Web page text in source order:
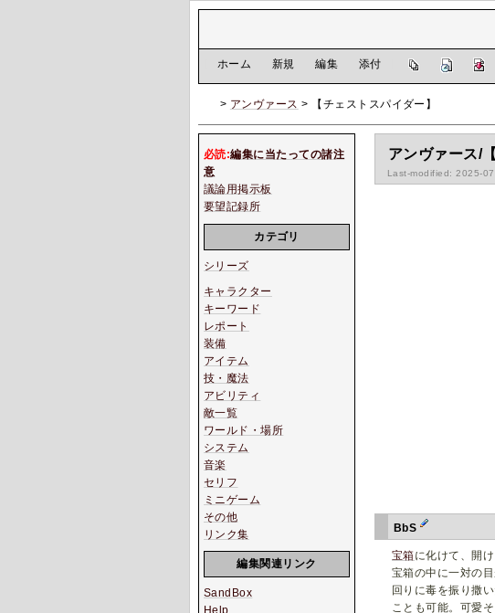
ホーム 新規 編集 添付
> アンヴァース > 【チェストスパイダー】
アンヴァース/
Last-modified: 2025-
BbS
宝箱に化けて、開
宝箱の中に一対の
回りに毒を振り撒
ことも可能。可愛
必読:編集に当たっての諸注
意
議論用掲示板
要望記録所
カテゴリ
シリーズ
キャラクター
キーワード
レポート
装備
アイテム
技・魔法
アビリティ
敵一覧
ワールド・場所
システム
音楽
セリフ
ミニゲーム
その他
リンク集
編集関連リンク
SandBox